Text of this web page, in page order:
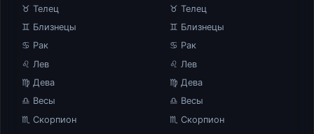
♉ Телец
♊ Близнецы
♋ Рак
♌ Лев
♍ Дева
♎ Весы
♏ Скорпион
♉ Телец
♊ Близнецы
♋ Рак
♌ Лев
♍ Дева
♎ Весы
♏ Скорпион